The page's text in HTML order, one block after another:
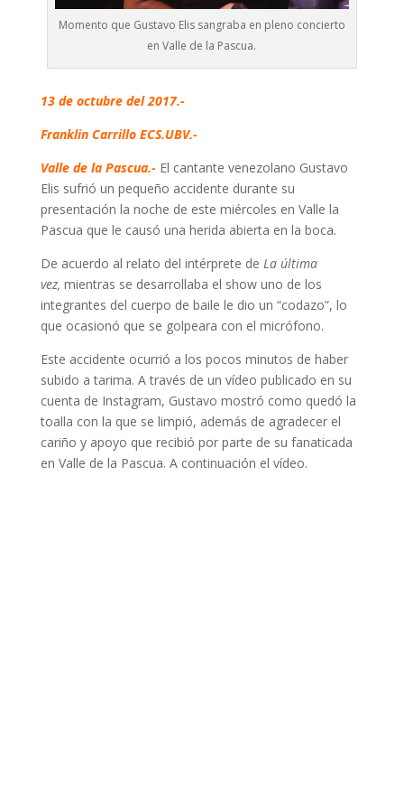
Momento que Gustavo Elis sangraba en pleno concierto
en Valle de la Pascua.
13 de octubre del 2017.-
Franklin Carrillo ECS.UBV.-
Valle de la Pascua.-El cantante venezolano Gustavo
Elis sufrió un pequeño accidente durante su
presentación la noche de este miércoles en Valle la
Pascua que le causó una herida abierta en la boca.
De acuerdo al relato del intérprete de La última
vez, mientras se desarrollaba el show uno de los
integrantes del cuerpo de baile le dio un “codazo”, lo
que ocasionó que se golpeara con el micrófono.
Este accidente ocurrió a los pocos minutos de haber
subido a tarima. A través de un vídeo publicado en su
cuenta de Instagram, Gustavo mostró como quedó la
toalla con la que se limpió, además de agradecer el
cariño y apoyo que recibió por parte de su fanaticada
en Valle de la Pascua. A continuación el vídeo.